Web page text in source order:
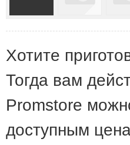
Хотите
Тогда вам
Promstore
доступным